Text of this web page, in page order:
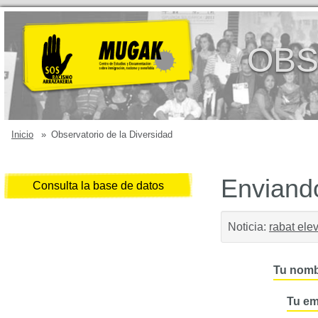
Inicio » Observatorio de la Diversidad
Consulta la base de datos
Noticia: rabat
Tu
Tu